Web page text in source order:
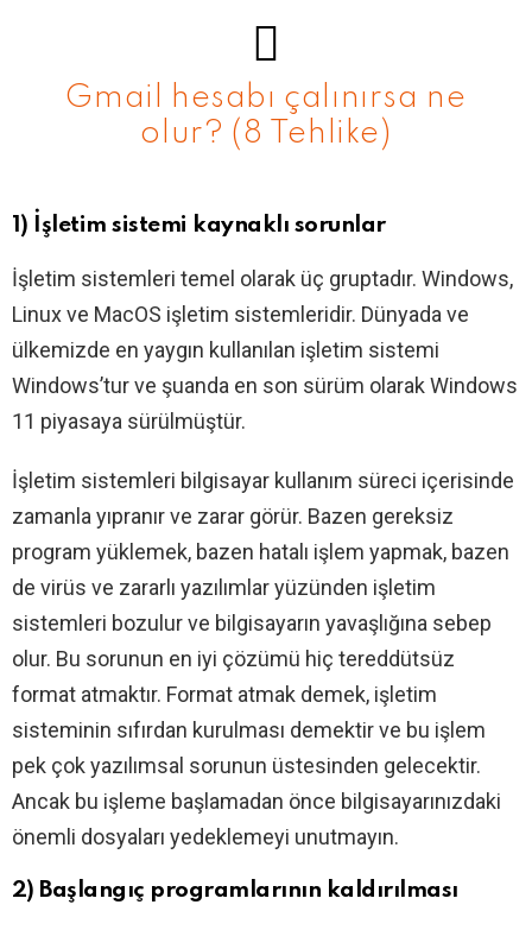
Gmail hesabı çalınırsa ne
olur? (8 Tehlike)
1) İşletim sistemi kaynaklı sorunlar
İşletim sistemleri temel olarak üç gruptadır. Windows,
Linux ve MacOS işletim sistemleridir. Dünyada ve
ülkemizde en yaygın kullanılan işletim sistemi
Windows’tur ve şuanda en son sürüm olarak Windows
11 piyasaya sürülmüştür.
İşletim sistemleri bilgisayar kullanım süreci içerisinde
zamanla yıpranır ve zarar görür. Bazen gereksiz
program yüklemek, bazen hatalı işlem yapmak, bazen
de virüs ve zararlı yazılımlar yüzünden işletim
sistemleri bozulur ve bilgisayarın yavaşlığına sebep
olur. Bu sorunun en iyi çözümü hiç tereddütsüz
format atmaktır. Format atmak demek, işletim
sisteminin sıfırdan kurulması demektir ve bu işlem
pek çok yazılımsal sorunun üstesinden gelecektir.
Ancak bu işleme başlamadan önce bilgisayarınızdaki
önemli dosyaları yedeklemeyi unutmayın.
2) Başlangıç programlarının kaldırılması